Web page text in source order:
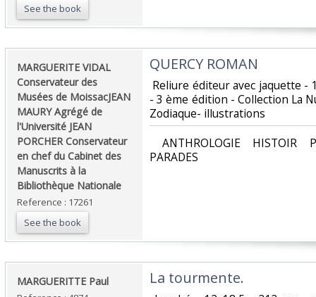
See the book
‎MARGUERITE VIDAL
Conservateur des
Musées de MoissacJEAN
MAURY Agrégé de
l'Université JEAN
PORCHER Conservateur
en chef du Cabinet des
Manuscrits à la
Bibliothèque Nationale ‎
Reference : 17261
See the book
‎QUERCY ROMAN ‎
Reliure éditeur avec jaquette -
- 3 ème édition - Collection La
Zodiaque- illustrations ‎
ANTHROLOGIE HISTOIR
PARADES‎
‎MARGUERITTE Paul‎ ‎La tourmente.‎